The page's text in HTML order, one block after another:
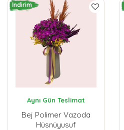
İndirim
Aynı Gün Teslimat
Bej Polimer Vazoda
Hüsnüyusuf